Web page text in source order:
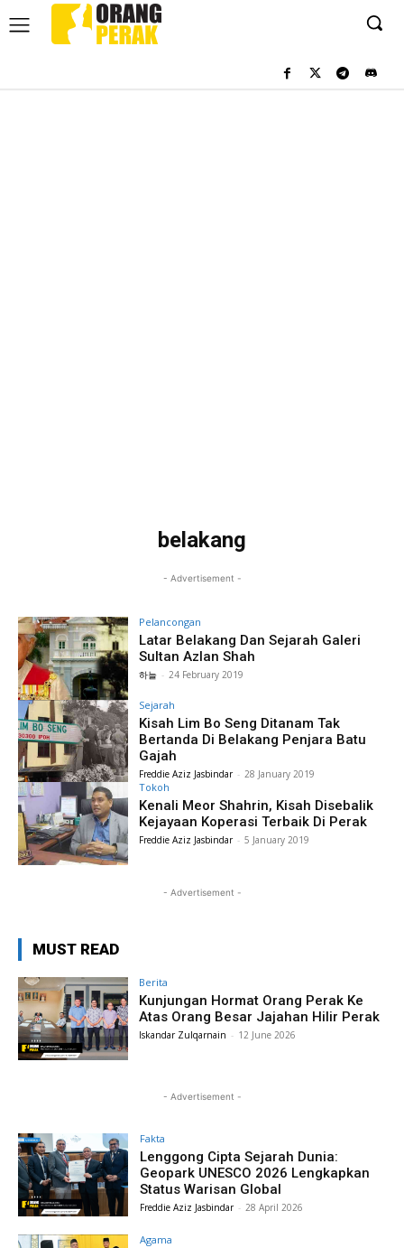
belakang
- Advertisement -
Pelancongan
Latar Belakang Dan Sejarah Galeri
Sultan Azlan Shah
하늘 - 24 February 2019
Sejarah
Kisah Lim Bo Seng Ditanam Tak
Bertanda Di Belakang Penjara Batu
Gajah
Freddie Aziz Jasbindar - 28 January 2019
Tokoh
Kenali Meor Shahrin, Kisah Disebalik
Kejayaan Koperasi Terbaik Di Perak
Freddie Aziz Jasbindar - 5 January 2019
- Advertisement -
MUST READ
Berita
Kunjungan Hormat Orang Perak Ke
Atas Orang Besar Jajahan Hilir Perak
Iskandar Zulqarnain - 12 June 2026
- Advertisement -
Fakta
Lenggong Cipta Sejarah Dunia:
Geopark UNESCO 2026 Lengkapkan
Status Warisan Global
Freddie Aziz Jasbindar - 28 April 2026
Agama